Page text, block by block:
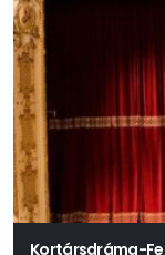
Kortársdráma-